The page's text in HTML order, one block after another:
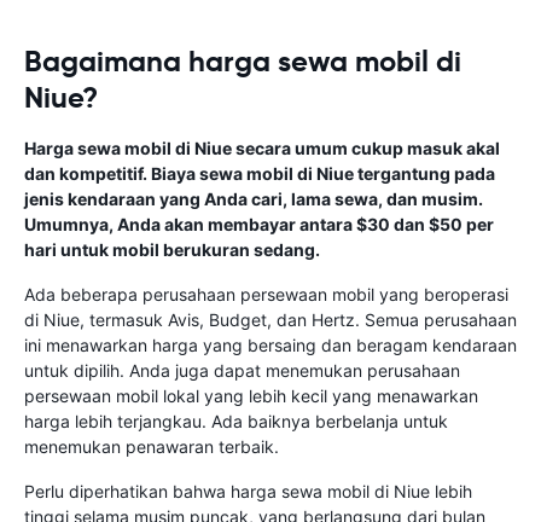
Bagaimana harga sewa mobil di
Niue?
Harga sewa mobil di Niue secara umum cukup masuk akal
dan kompetitif. Biaya sewa mobil di Niue tergantung pada
jenis kendaraan yang Anda cari, lama sewa, dan musim.
Umumnya, Anda akan membayar antara $30 dan $50 per
hari untuk mobil berukuran sedang.
Ada beberapa perusahaan persewaan mobil yang beroperasi
di Niue, termasuk Avis, Budget, dan Hertz. Semua perusahaan
ini menawarkan harga yang bersaing dan beragam kendaraan
untuk dipilih. Anda juga dapat menemukan perusahaan
persewaan mobil lokal yang lebih kecil yang menawarkan
harga lebih terjangkau. Ada baiknya berbelanja untuk
menemukan penawaran terbaik.
Perlu diperhatikan bahwa harga sewa mobil di Niue lebih
tinggi selama musim puncak, yang berlangsung dari bulan